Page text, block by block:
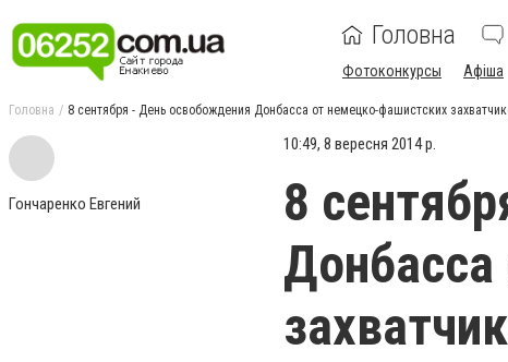
Головна
Фотоконкурсы Афіша
Головна 8 сентября - День освобождения Донбасса от немецко-фашистских
Гончаренко Евгений
10:49, 8 вересня 2014 р.
8